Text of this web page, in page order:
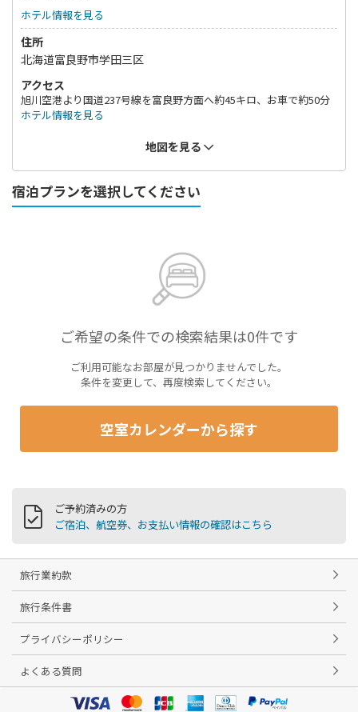
ホテル情報を見る
住所
北海道富良野市学田三区
アクセス
旭川空港より国道237号線を富良野方面へ約45キロ、お車で約50分
ホテル情報を見る
地図を見る
宿泊プランを選択してください
ご希望の条件での検索結果は0件です
ご利用可能なお部屋が見つかりませんでした。
条件を変更して、再度検索してください。
空室カレンダーから探す
ご予約済みの方
ご宿泊、航空券、お支払い情報の確認はこちら
旅行業約款
旅行条件書
プライバシーポリシー
よくある質問